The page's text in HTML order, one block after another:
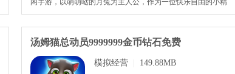
闲手游，以萌萌哒的月兔为主人公，作为一位快乐自由的小精
灵，前往奇幻世界自由冒险。
汤姆猫总动员9999999金币钻石免费
模拟经营
149.88MB